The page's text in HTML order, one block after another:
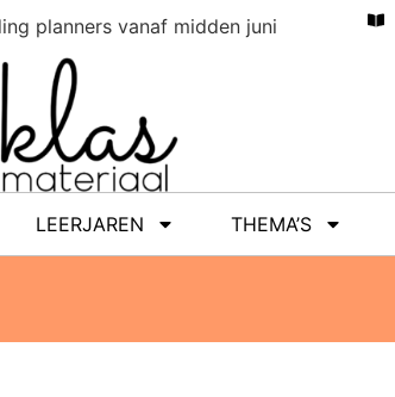
planners vanaf midden juni
LEERJAREN THEMA’S